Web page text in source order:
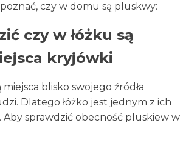
czy w domu są pluskwy:
czy w łóżku są
kryjówki
blisko swojego źródła
Dlatego łóżko jest jednym z ich
sprawdzić obecność pluskiew w